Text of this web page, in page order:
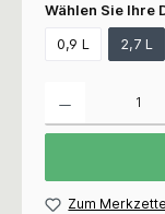
Wählen Sie Ihre
0,9 L 2,7 L
Zum